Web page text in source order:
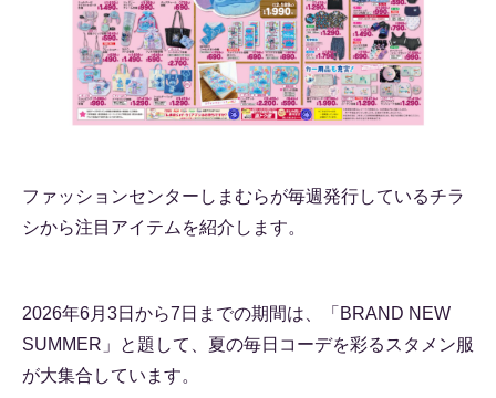
ファッションセンターしまむらが毎週発行しているチラ
シから注目アイテムを紹介します。
2026年6月3日から7日までの期間は、「BRAND NEW
SUMMER」と題して、夏の毎日コーデを彩るスタメン服
が大集合しています。